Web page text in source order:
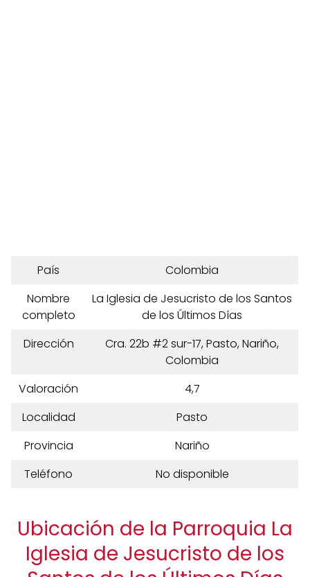
País
Colombia
Nombre
completo
La Iglesia de Jesucristo de los Santos
de los Últimos Días
Dirección
Cra. 22b #2 sur-17, Pasto, Nariño,
Colombia
Valoración
4,7
Localidad
Pasto
Provincia
Nariño
Teléfono
No disponible
Ubicación de la Parroquia La
Iglesia de Jesucristo de los